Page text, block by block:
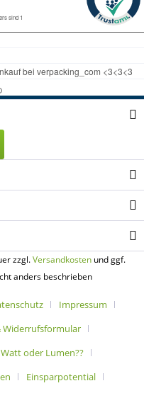
zzgl.Versandkosten und ggf.
anders beschrieben
Impressum
Widerrufsformular
Watt oder Lumen??
Einsparpotential